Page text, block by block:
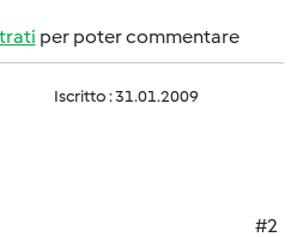
per poter commentare
Iscritto : 31.01.2009
#2